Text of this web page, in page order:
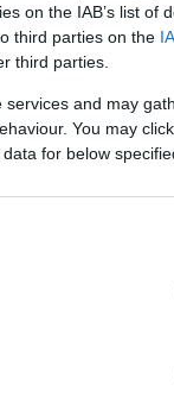
on the IAB’s list of
third parties on the
third parties.
and may
You may
for below